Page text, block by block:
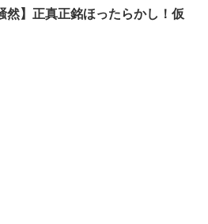
然】正真正銘ほったらかし！仮